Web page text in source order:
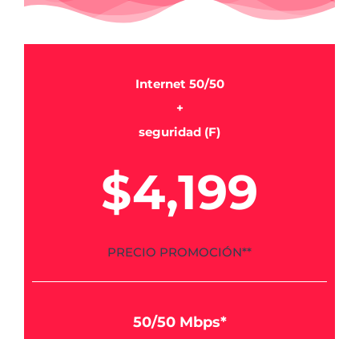
Internet 50/50
+
seguridad (F)
$4,199
PRECIO PROMOCIÓN**
50/50 Mbps*